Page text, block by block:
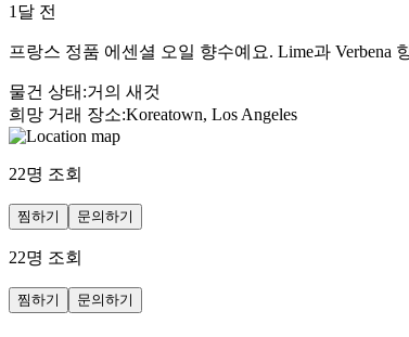
1달 전
프랑스 정품 에센셜 오일 향수예요. Lime과
물건 상태 :거의 새것
희망 거래 장소:Koreatown, Los Angeles
22명 조회
찜하기 문의하기
22명 조회
찜하기 문의하기